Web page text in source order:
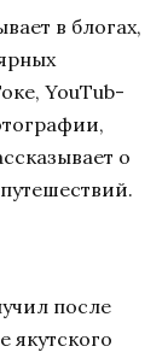
в блогах,
YouTub-
о
после
якутского